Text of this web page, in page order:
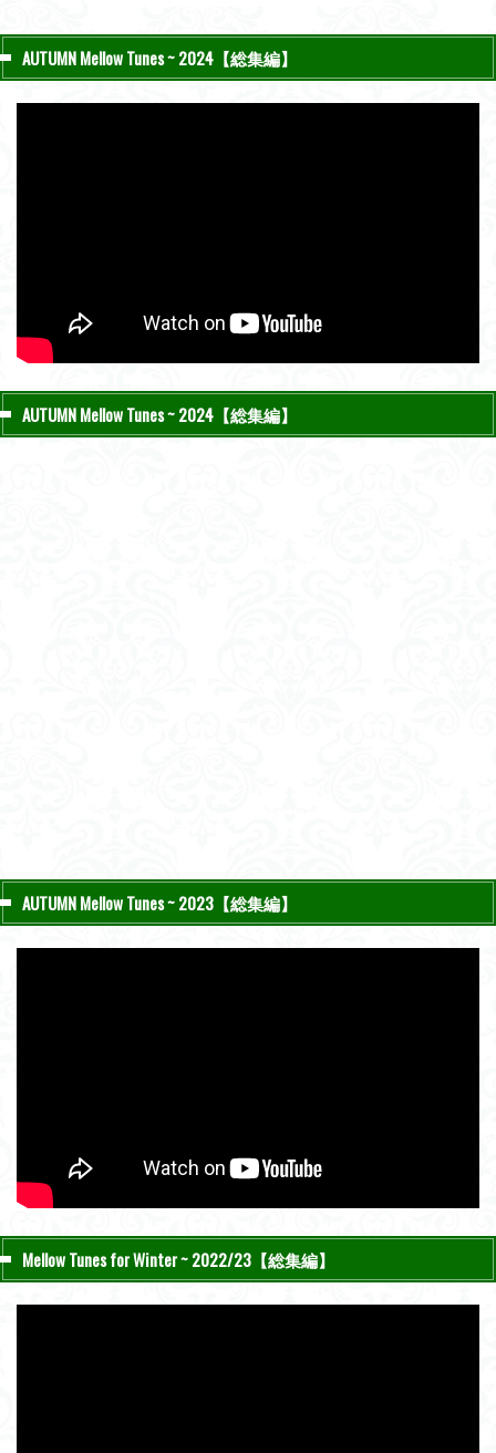
AUTUMN Mellow Tunes ~ 2024【総集編】
AUTUMN Mellow Tunes ~ 2024【総集編】
AUTUMN Mellow Tunes ~ 2023【総集編】
Mellow Tunes for Winter ~ 2022/23【総集編】